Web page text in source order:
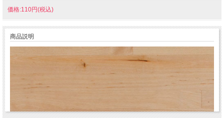
価格:110円(税込)
商品説明